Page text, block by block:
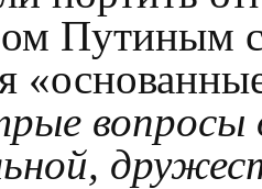
Путиным
вопросы